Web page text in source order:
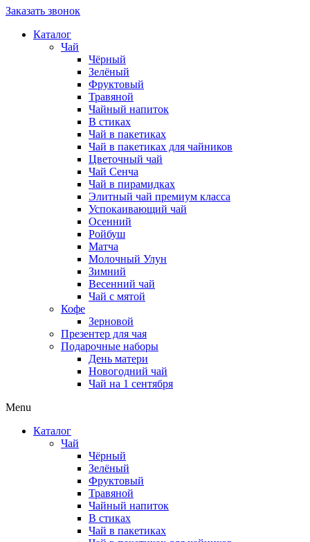
Заказать звонок
Каталог
Чай
Чёрный
Зелёный
Фруктовый
Травяной
Чайный напиток
В стиках
Чай в пакетиках
Чай в пакетиках для чайников
Цветочный чай
Чай Сенча
Чай в пирамидках
Элитный чай премиум класса
Успокаивающий чай
Осенний
Ройбуш
Матча
Молочный Улун
Зимний
Весенний чай
Чай с мятой
Кофе
Зерновой
Презентер для чая
Подарочные наборы
День матери
Новогодний чай
Чай на 1 сентября
Menu
Каталог
Чай
Чёрный
Зелёный
Фруктовый
Травяной
Чайный напиток
В стиках
Чай в пакетиках